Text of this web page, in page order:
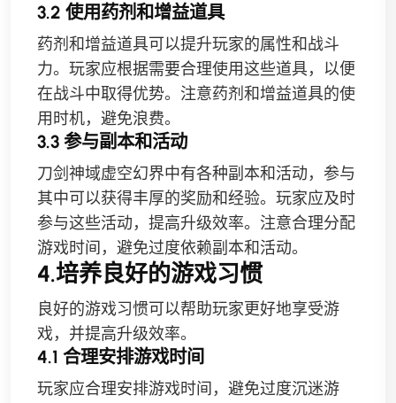
3.2 使用药剂和增益道具
药剂和增益道具可以提升玩家的属性和战斗
力。玩家应根据需要合理使用这些道具，以便
在战斗中取得优势。注意药剂和增益道具的使
用时机，避免浪费。
3.3 参与副本和活动
刀剑神域虚空幻界中有各种副本和活动，参与
其中可以获得丰厚的奖励和经验。玩家应及时
参与这些活动，提高升级效率。注意合理分配
游戏时间，避免过度依赖副本和活动。
4.培养良好的游戏习惯
良好的游戏习惯可以帮助玩家更好地享受游
戏，并提高升级效率。
4.1 合理安排游戏时间
玩家应合理安排游戏时间，避免过度沉迷游